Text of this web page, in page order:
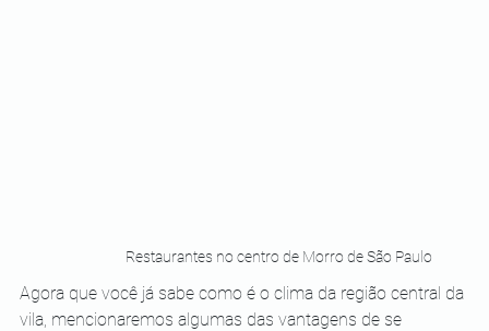
Restaurantes no centro de Morro de São Paulo
Agora que você já sabe como é o clima da região central da
vila, mencionaremos algumas das vantagens de se